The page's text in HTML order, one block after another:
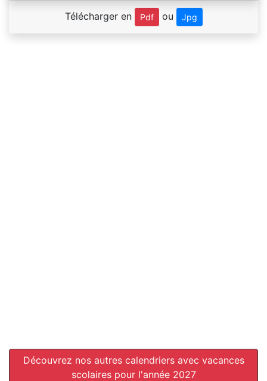
Télécharger en Pdf ou Jpg
Découvrez nos autres calendriers avec vacances
scolaires pour l'année 2027